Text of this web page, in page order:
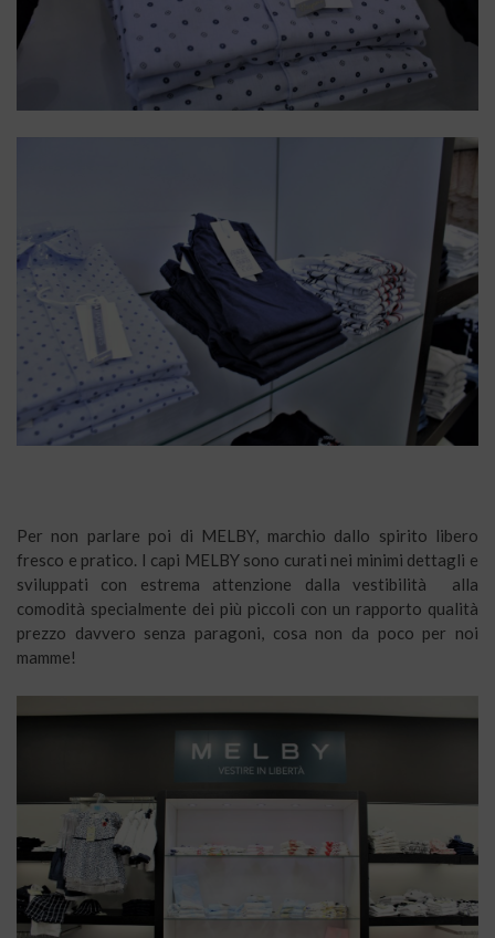
Per non parlare poi di MELBY, marchio dallo spirito libero
fresco e pratico. I capi MELBY sono curati nei minimi dettagli e
sviluppati con estrema attenzione dalla vestibilità alla
comodità specialmente dei più piccoli con un rapporto qualità
prezzo davvero senza paragoni, cosa non da poco per noi
mamme!